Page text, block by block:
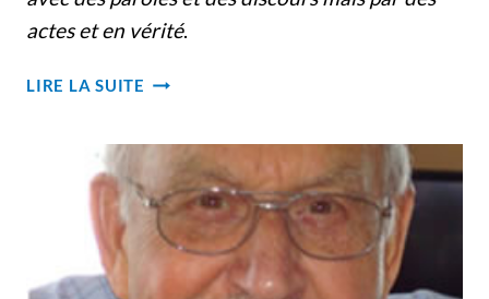
actes et en vérité.
LIRE LA SUITE FUNÉRAILLES
RAYMOND
DUMAIS
–
HOMÉLIE